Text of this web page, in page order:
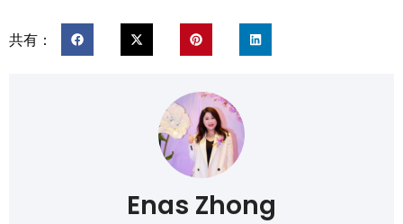
共有：
Enas Zhong